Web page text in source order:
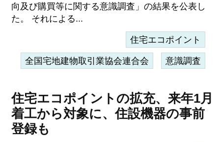
向及び購買等に関する意識調査」の結果を公表し
た。 それによる...
住宅エコポイント
全国宅地建物取引業協会連合会 意識調査
住宅エコポイントの拡充、来年1月
着工から対象に、住設機器の事前
登録も